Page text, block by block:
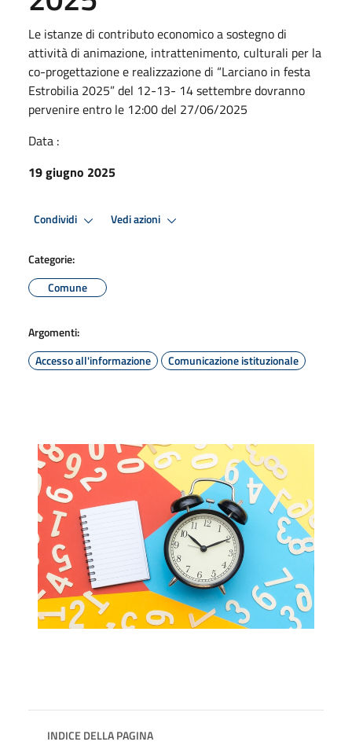
Le istanze di contributo economico a sostegno di
attività di animazione, intrattenimento, culturali per la
co-progettazione e realizzazione di “Larciano in festa
Estrobilia 2025” del 12-13- 14 settembre dovranno
pervenire entro le 12:00 del 27/06/2025
Data :
19 giugno 2025
Condividi Vedi azioni
Categorie:
Comune
Argomenti:
Accesso all'informazione
Comunicazione istituzionale
INDICE DELLA PAGINA